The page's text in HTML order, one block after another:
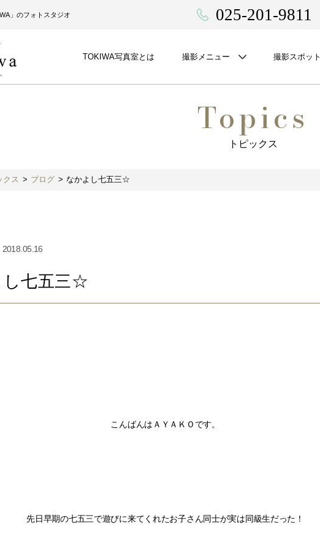
」のフォトスタジオ 025-201-9811
TOKIWA写真室とは 撮影メニュー 撮影スポット
Topics
トピックス
クス ブログ なかよし七五三☆
2018.05.16
し七五三☆
こんばんはＡＹＡＫＯです。
先日早期の七五三で遊びに来てくれたお子さん同士が実は同級生だった！